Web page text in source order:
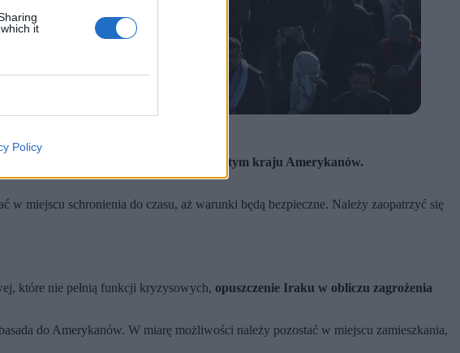
it
Policy
skierowany do przebywających w tym kraju Amerykanów.
miejscu schronienia do czasu, aż warunki będą bezpieczne. Należy zaopatrzyć się
które nie pełnią funkcji kryzysowych, opuszczenie Iraku w obliczu zagrożenia
do Amerykanów. W miarę możliwości należy pozostać w miejscu zamieszkania,